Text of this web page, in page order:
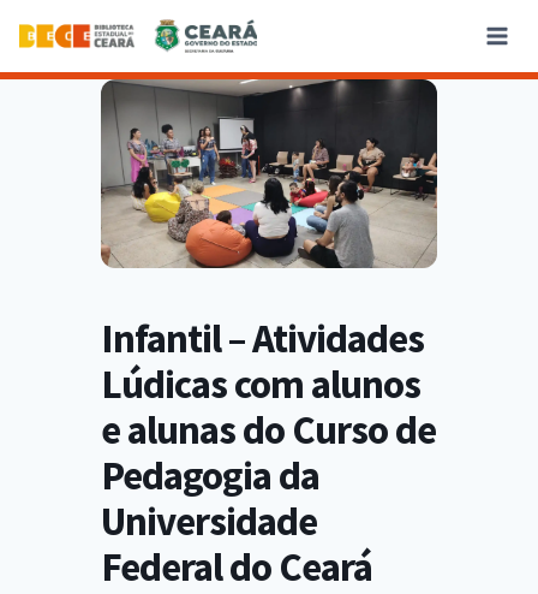
Infantil – Atividades
Lúdicas com alunos
e alunas do Curso de
Pedagogia da
Universidade
Federal do Ceará